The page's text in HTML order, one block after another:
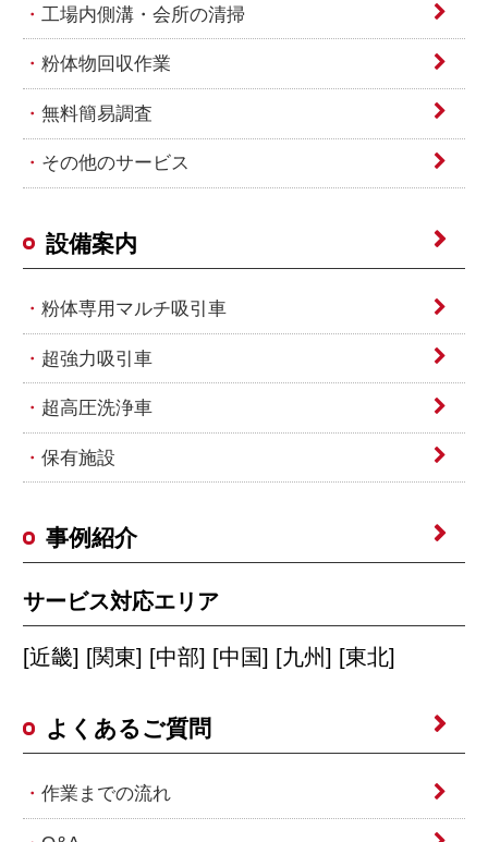
工場内側溝・会所の清掃
粉体物回収作業
無料簡易調査
その他のサービス
設備案内
粉体専用マルチ吸引車
超強力吸引車
超高圧洗浄車
保有施設
事例紹介
サービス対応エリア
[近畿] [関東] [中部] [中国] [九州] [東北]
よくあるご質問
作業までの流れ